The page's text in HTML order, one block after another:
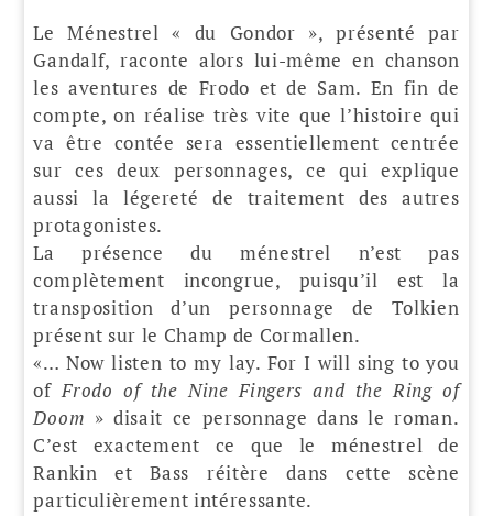
Le Ménestrel « du Gondor », présenté par
Gandalf, raconte alors lui-même en chanson
les aventures de Frodo et de Sam. En fin de
compte, on réalise très vite que l’histoire qui
va être contée sera essentiellement centrée
sur ces deux personnages, ce qui explique
aussi la légereté de traitement des autres
protagonistes.
La présence du ménestrel n’est pas
complètement incongrue, puisqu’il est la
transposition d’un personnage de Tolkien
présent sur le Champ de Cormallen.
«… Now listen to my lay. For I will sing to you
ofFrodo of the Nine Fingers and the Ring of
Doom » disait ce personnage dans le roman.
C’est exactement ce que le ménestrel de
Rankin et Bass réitère dans cette scène
particulièrement intéressante.